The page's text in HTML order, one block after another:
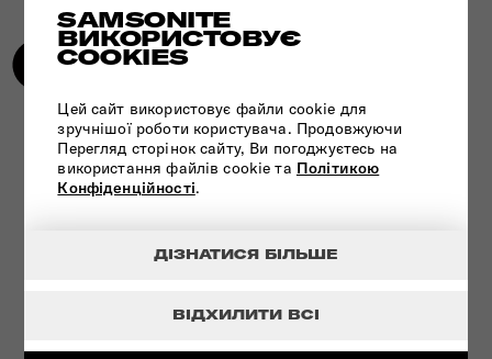
SAMSONITE
ВИКОРИСТОВУЄ
COOKIES
Цей сайт використовує файли cookie для
зручнішої роботи користувача. Продовжуючи
Перегляд сторінок сайту, Ви погоджуєтесь на
використання файлів cookie та Політикою
Конфіденційності.
ВІДХИЛИТИ ВСІ
ДІЗНАТИСЯ БІЛЬШЕ
УНІКАЛЬНА ТЕХНОЛОГІЯ - ЗАМОК
TSA